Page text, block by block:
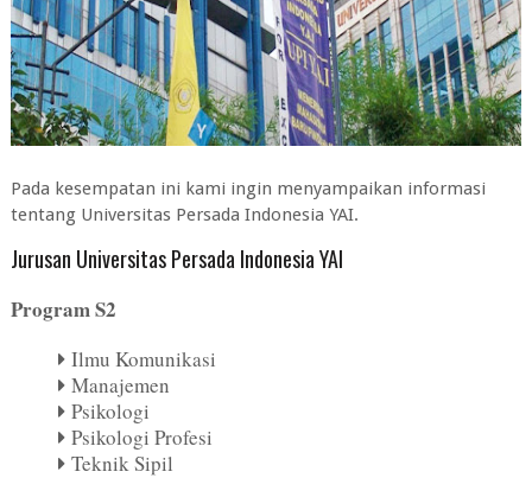
Pada kesempatan ini kami ingin menyampaikan informasi
tentang Universitas Persada Indonesia YAI.
Jurusan Universitas Persada Indonesia YAI
Program S2
Ilmu Komunikasi
Manajemen
Psikologi
Psikologi Profesi
Teknik Sipil